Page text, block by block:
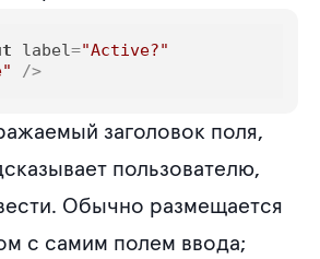
label="Active?"
/>
заголовок поля,
пользователю,
Обычно размещается
с самим полем ввода;